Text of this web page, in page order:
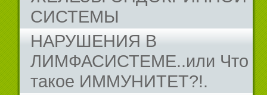
СИСТЕМЫ
НАРУШЕНИЯ В
ЛИМФАСИСТЕМЕ..или Что
такое ИММУНИТЕТ?!.